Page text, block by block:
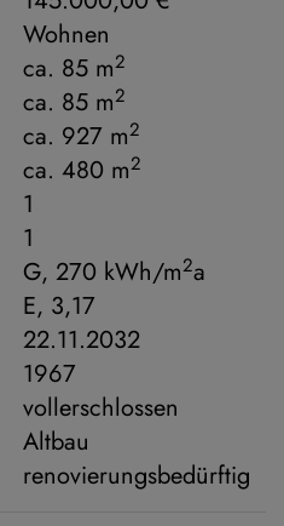
Wohnen
ca. 85 m2
ca. 85 m2
ca. 927 m2
ca. 480 m2
1
1
G, 270 kWh/m2a
E, 3,17
22.11.2032
1967
vollerschlossen
Altbau
renovierungsbedürftig